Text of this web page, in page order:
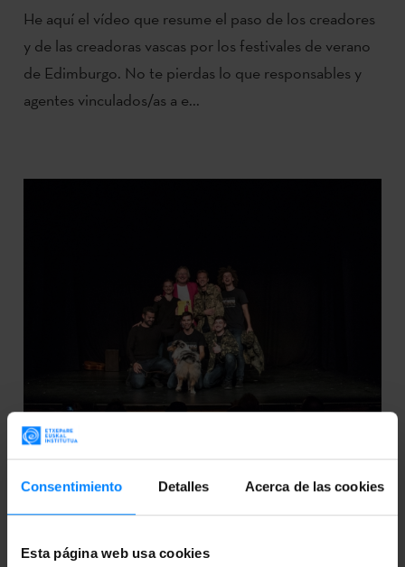
Consentimiento Detalles Acerca de las cookies
Esta página web usa cookies
He aquí el vídeo que resume el paso de los creadores
y de las creadoras vascas por los festivales de verano
de Edimburgo. No te pierdas lo que responsables y
agentes vinculados/as a e...
LA COMPAÑÍA 2THEATRE GANA EL
PREMIO “THE SPIRIT OF THE FRINGE”